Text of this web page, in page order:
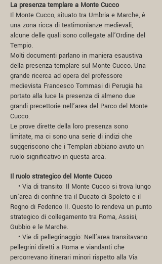
La presenza templare a Monte Cucco
Il Monte Cucco, situato tra Umbria e Marche, è
una zona ricca di testimonianze medievali,
alcune delle quali sono collegate all’Ordine del
Tempio.
Molti documenti parlano in maniera esaustiva
della presenza templare sul Monte Cucco. Una
grande ricerca ad opera del professore
medievista Francesco Tommasi di Perugia ha
portato alla luce la presenza di almeno due
grandi precettorie nell’area del Parco del Monte
Cucco.
Le prove dirette della loro presenza sono
limitate, ma ci sono una serie di indizi che
suggeriscono che i Templari abbiano avuto un
ruolo significativo in questa area.
Il ruolo strategico del Monte Cucco
• Via di transito: Il Monte Cucco si trova lungo
un’area di confine tra il Ducato di Spoleto e il
Regno di Federico II. Questo lo rendeva un punto
strategico di collegamento tra Roma, Assisi,
Gubbio e le Marche.
• Vie di pellegrinaggio: Nell’area transitavano
pellegrini diretti a Roma e viandanti che
percorrevano itinerari minori rispetto alla Via